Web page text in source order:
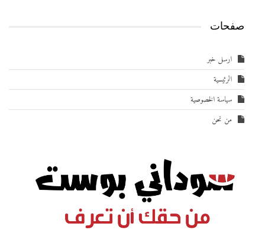
صفحات
ارسل خبر
الرئيسية
سياسة الخصوصية
من نحن